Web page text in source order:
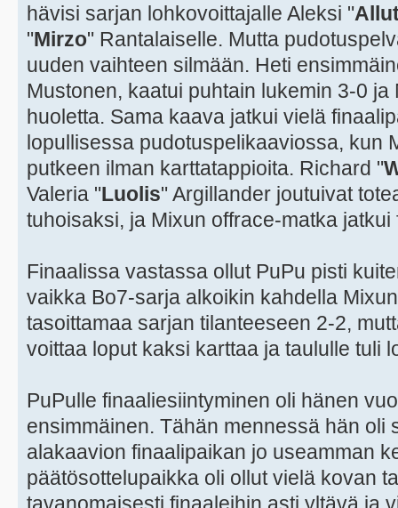
hävisi sarjan lohkovoittajalle Aleksi "
"Mirzo" Rantalaiselle. Mutta
uuden vaihteen silmään. Heti
Mustonen, kaatui puhtain lukemin 3-0
huoletta. Sama kaava jatkui vielä
lopullisessa pudotuspelikaaviossa, kun
putkeen ilman karttatappioita. Richard "
Valeria "Luolis" Argillander joutuivat
tuhoisaksi, ja Mixun offrace-matka jatkui
Finaalissa vastassa ollut PuPu pisti
vaikka Bo7-sarja alkoikin kahdella
tasoittamaa sarjan tilanteeseen 2-2,
voittaa loput kaksi karttaa ja taululle tuli
PuPulle finaaliesiintyminen oli hänen
ensimmäinen. Tähän mennessä hän oli
alakaavion finaalipaikan jo useamman
päätösottelupaikka oli ollut vielä kovan
tavanomaisesti finaaleihin asti yltävä ja